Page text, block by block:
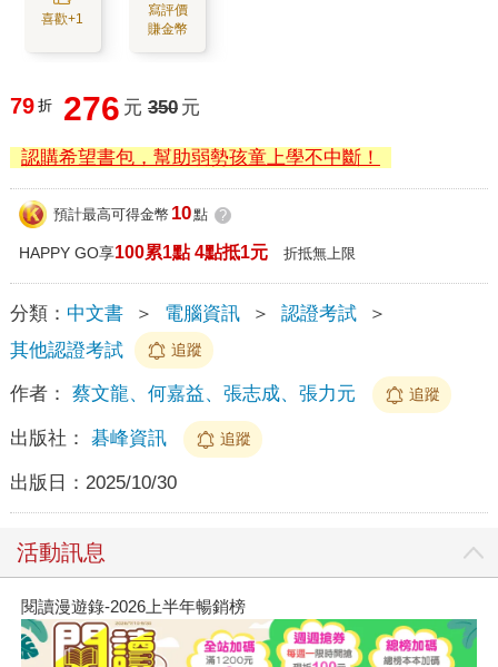
喜歡+1
寫評價
賺金幣
79 折 276 元 350 元
認購希望書包，幫助弱勢孩童上學不中斷！
預計最高可得金幣 10點 ?
HAPPY GO享100累1點 4點抵1元 折抵無上限
分類： 中文書 ＞ 電腦資訊 ＞ 認證考試
＞
其他認證考試
追蹤
作者： 蔡文龍、何嘉益、張志成、張力元 追蹤
出版社： 碁峰資訊 追蹤
出版日： 2025/10/30
活動訊息
閱讀漫遊錄-2026上半年暢銷榜